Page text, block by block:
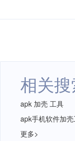
相关搜
apk 加壳 工具
apk手机软件加
更多>